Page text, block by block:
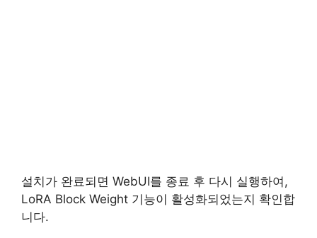
설치가 완료되면 WebUI를 종료 후 다시 실행하여,
LoRA Block Weight 기능이 활성화되었는지 확인합
니다.